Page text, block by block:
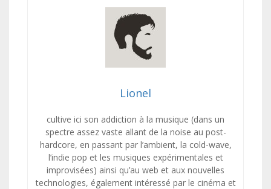
Lionel
cultive ici son addiction à la musique (dans un
spectre assez vaste allant de la noise au post-
hardcore, en passant par l’ambient, la cold-wave,
l’indie pop et les musiques expérimentales et
improvisées) ainsi qu’au web et aux nouvelles
technologies, également intéressé par le cinéma et